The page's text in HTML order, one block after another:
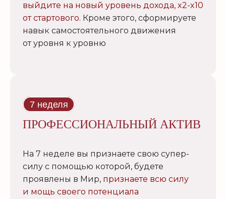
выйдите на новый уровень дохода, x2-x10
от стартового. Кроме этого, сформируете
навык самостоятельного движения
от уровня к уровню
7 неделя
ПРОФЕССИОНАЛЬНЫЙ АКТИВ
На 7 неделе вы признаете свою супер-
силу с помощью которой, будете
проявлены в Мир, признаете всю силу
и мощь своего потенциала